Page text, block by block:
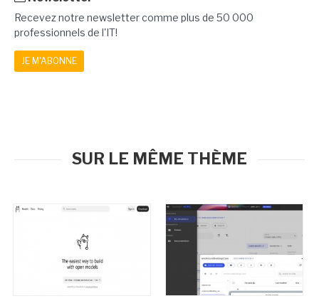
Recevez notre newsletter comme plus de 50 000
professionnels de l'IT!
JE M'ABONNE
SUR LE MÊME THÈME